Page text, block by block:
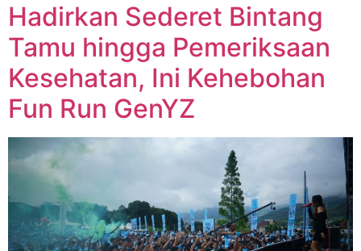
Hadirkan Sederet Bintang
Tamu hingga Pemeriksaan
Kesehatan, Ini Kehebohan
Fun Run GenYZ